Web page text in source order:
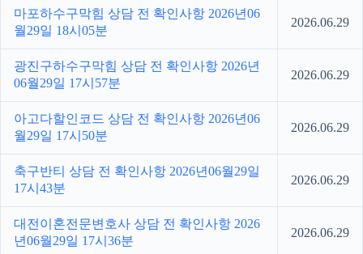
마포하수구막힘 상담 전 확인사항 2026년06
월29일 18시05분
2026.06.29
광진구하수구막힘 상담 전 확인사항 2026년
06월29일 17시57분
2026.06.29
아고다할인코드 상담 전 확인사항 2026년06
월29일 17시50분
2026.06.29
축구반티 상담 전 확인사항 2026년06월29일
17시43분
2026.06.29
대전이혼전문변호사 상담 전 확인사항 2026
년06월29일 17시36분
2026.06.29